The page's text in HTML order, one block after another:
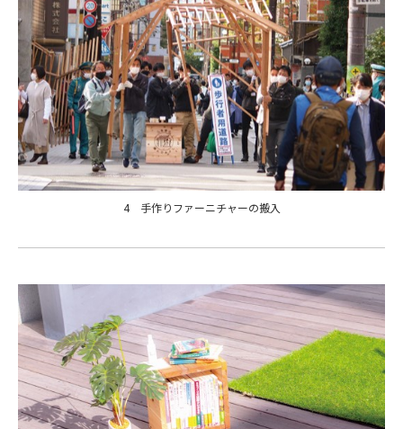
4 手作りファーニチャーの搬入